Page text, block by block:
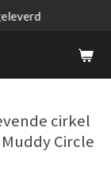
cirkel
Circle